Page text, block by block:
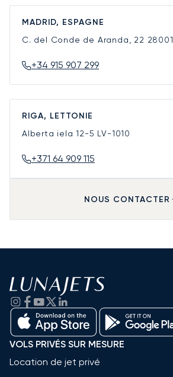
MADRID, ESPAGNE
C. del Conde de Aranda, 22 28001
+34 915 907 299
RIGA, LETTONIE
Alberta iela 12-5 LV-1010
+371 64 909 115
NOUS CONTACTER
VOLS PRIVÉS SUR MESURE
Location de jet privé